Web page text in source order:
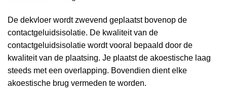
De dekvloer wordt zwevend geplaatst bovenop de
contactgeluidsisolatie. De kwaliteit van de
contactgeluidsisolatie wordt vooral bepaald door de
kwaliteit van de plaatsing. Je plaatst de akoestische laag
steeds met een overlapping. Bovendien dient elke
akoestische brug vermeden te worden.